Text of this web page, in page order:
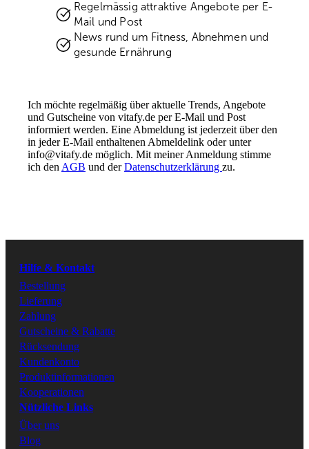
Regelmässig attraktive Angebote per E-
Mail und Post
News rund um Fitness, Abnehmen und
gesunde Ernährung
Ich möchte regelmäßig über aktuelle Trends, Angebote
und Gutscheine von vitafy.de per E-Mail und Post
informiert werden. Eine Abmeldung ist jederzeit über den
in jeder E-Mail enthaltenen Abmeldelink oder unter
info@vitafy.de möglich. Mit meiner Anmeldung stimme
ich denAGB und derDatenschutzerklärung zu.
Better health.
Better you.
Hilfe & Kontakt
Bestellung
Lieferung
Zahlung
Gutscheine & Rabatte
Rücksendung
Kundenkonto
Produktinformationen
Kooperationen
Nützliche Links
Über uns
Blog